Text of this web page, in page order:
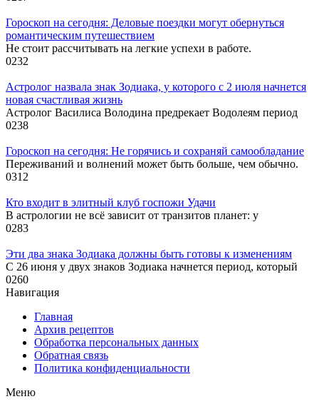
Гороскоп на сегодня: Деловые поездки могут обернуться
романтическим путешествием
Не стоит рассчитывать на легкие успехи в работе.
0232
Астролог назвала знак Зодиака, у которого с 2 июля начнется
новая счастливая жизнь
Астролог Василиса Володина предрекает Водолеям период
0238
Гороскоп на сегодня: Не горячись и сохраняй самообладание
Переживаний и волнений может быть больше, чем обычно.
0312
Кто входит в элитный клуб госпожи Удачи
В астрологии не всё зависит от транзитов планет: у
0283
Эти два знака Зодиака должны быть готовы к изменениям
С 26 июня у двух знаков Зодиака начнется период, который
0260
Навигация
Главная
Архив рецептов
Обработка персональных данных
Обратная связь
Политика конфиденциальности
Меню